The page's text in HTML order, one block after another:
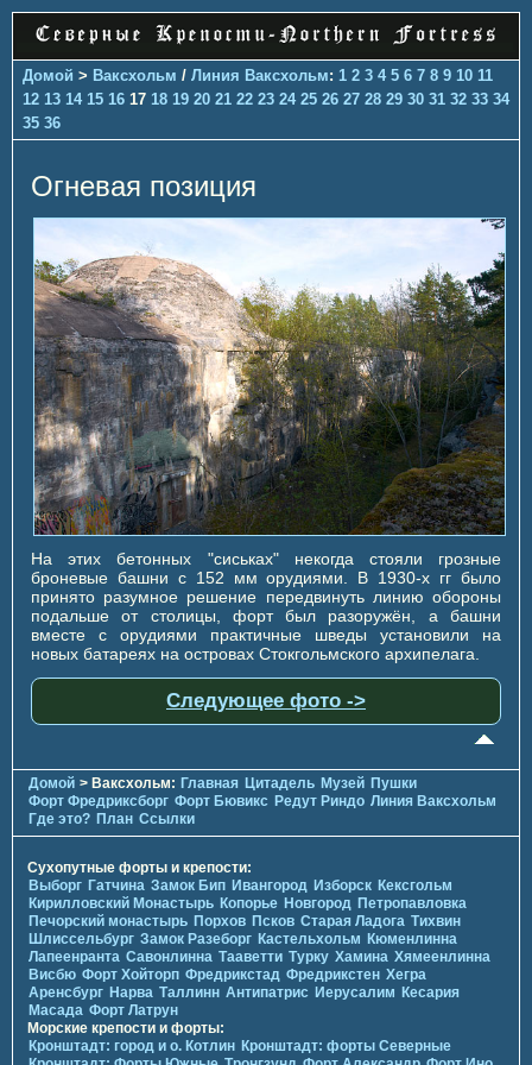
Домой > Ваксхольм / Линия Ваксхольм: 1 2 3 4 5 6 7 8 9 10 11
12 13 14 15 16 17 18 19 20 21 22 23 24 25 26 27 28 29 30 31 32 33 34
35 36
Огневая позиция
На этих бетонных "сиськах" некогда стояли грозные
броневые башни с 152 мм орудиями. В 1930-х гг было
принято разумное решение передвинуть линию обороны
подальше от столицы, форт был разоружён, а башни
вместе с орудиями практичные шведы установили на
новых батареях на островах Стокгольмского архипелага.
Следующее фото ->
Домой > Ваксхольм: Главная Цитадель Музей Пушки
Форт Фредриксборг Форт Бювикc Редут Риндо Линия Ваксхольм
Где это? План Ссылки
Сухопутные форты и крепости:
Выборг Гатчина Замок Бип Ивангород Изборск Кексгольм
Кирилловский Монастырь Копорье Новгород Петропавловка
Печорcкий монастырь Порхов Псков Старая Ладога Тихвин
Шлиссельбург Замок Разеборг Кастельхольм Кюменлинна
Лапеенранта Савонлинна Тааветти Турку Хамина Хямеенлинна
Висбю Форт Хойторп Фредрикстад Фредрикстен Хегра
Аренсбург Нарва Таллинн Антипатрис Иерусалим Кесария
Масада Форт Латрун
Морские крепости и форты:
Кронштадт: город и о. Котлин Кронштадт: форты Северные